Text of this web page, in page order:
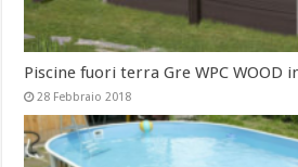
Piscine fuori terra Gre WPC WOOD
28 Febbraio 2018